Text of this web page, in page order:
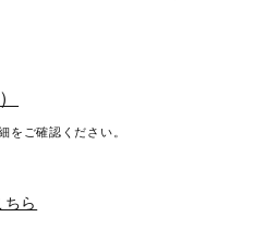
をご確認ください。
ら